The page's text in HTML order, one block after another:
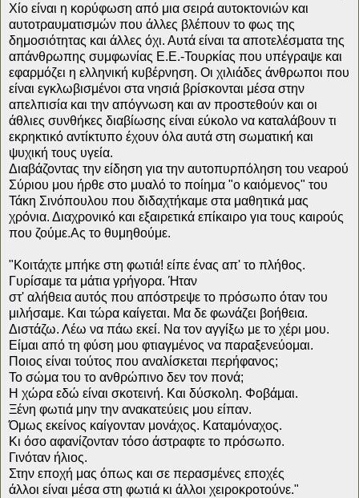
Χίο είναι η κορύφωση από μια σειρά αυτοκτονιών και
αυτοτραυματισμών που άλλες βλέπουν το φως της
δημοσιότητας και άλλες όχι. Αυτά είναι τα αποτελέσματα της
απάνθρωπης συμφωνίας Ε.Ε.-Τουρκίας που υπέγραψε και
εφαρμόζει η ελληνική κυβέρνηση. Οι χιλιάδες άνθρωποι που
είναι εγκλωβισμένοι στα νησιά βρίσκονται μέσα στην
απελπισία και την απόγνωση και αν προστεθούν και οι
άθλιες συνθήκες διαβίωσης είναι εύκολο να καταλάβουν τι
εκρηκτικό αντίκτυπο έχουν όλα αυτά στη σωματική και
ψυχική τους υγεία.
Διαβάζοντας την είδηση για την αυτοπυρπόληση του νεαρού
Σύριου μου ήρθε στο μυαλό το ποίημα "ο καιόμενος" του
Τάκη Σινόπουλου που διδαχτήκαμε στα μαθητικά μας
χρόνια. Διαχρονικό και εξαιρετικά επίκαιρο για τους καιρούς
που ζούμε.Ας το θυμηθούμε.
"Κοιτάχτε μπήκε στη φωτιά! είπε ένας απ' το πλήθος.
Γυρίσαμε τα μάτια γρήγορα. Ήταν
στ' αλήθεια αυτός που απόστρεψε το πρόσωπο όταν του
μιλήσαμε. Και τώρα καίγεται. Μα δε φωνάζει βοήθεια.
Διστάζω. Λέω να πάω εκεί. Να τον αγγίξω με το χέρι μου.
Είμαι από τη φύση μου φτιαγμένος να παραξενεύομαι.
Ποιος είναι τούτος που αναλίσκεται περήφανος;
Το σώμα του το ανθρώπινο δεν τον πονά;
Η χώρα εδώ είναι σκοτεινή. Και δύσκολη. Φοβάμαι.
Ξένη φωτιά μην την ανακατεύεις μου είπαν.
Όμως εκείνος καίγονταν μονάχος. Καταμόναχος.
Κι όσο αφανίζονταν τόσο άστραφτε το πρόσωπο.
Γινόταν ήλιος.
Στην εποχή μας όπως και σε περασμένες εποχές
άλλοι είναι μέσα στη φωτιά κι άλλοι χειροκροτούνε."